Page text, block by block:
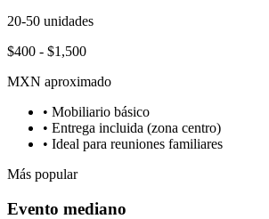
20-50 unidades
$400 - $1,500
MXN aproximado
• Mobiliario básico
• Entrega incluida (zona centro)
• Ideal para reuniones familiares
Más popular
Evento mediano